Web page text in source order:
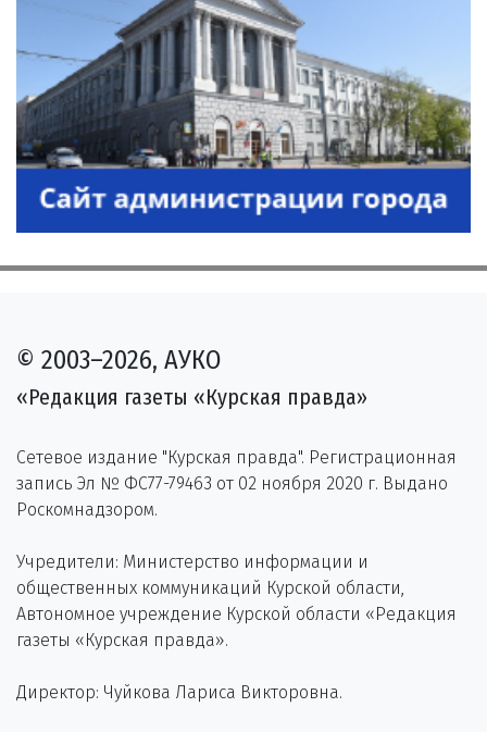
© 2003–2026, АУКО
«Редакция газеты «Курская правда»
Сетевое издание "Курская правда". Регистрационная
запись Эл № ФС77-79463 от 02 ноября 2020 г. Выдано
Роскомнадзором.
Учредители: Министерство информации и
общественных коммуникаций Курской области,
Автономное учреждение Курской области «Редакция
газеты «Курская правда».
Директор: Чуйкова Лариса Викторовна.